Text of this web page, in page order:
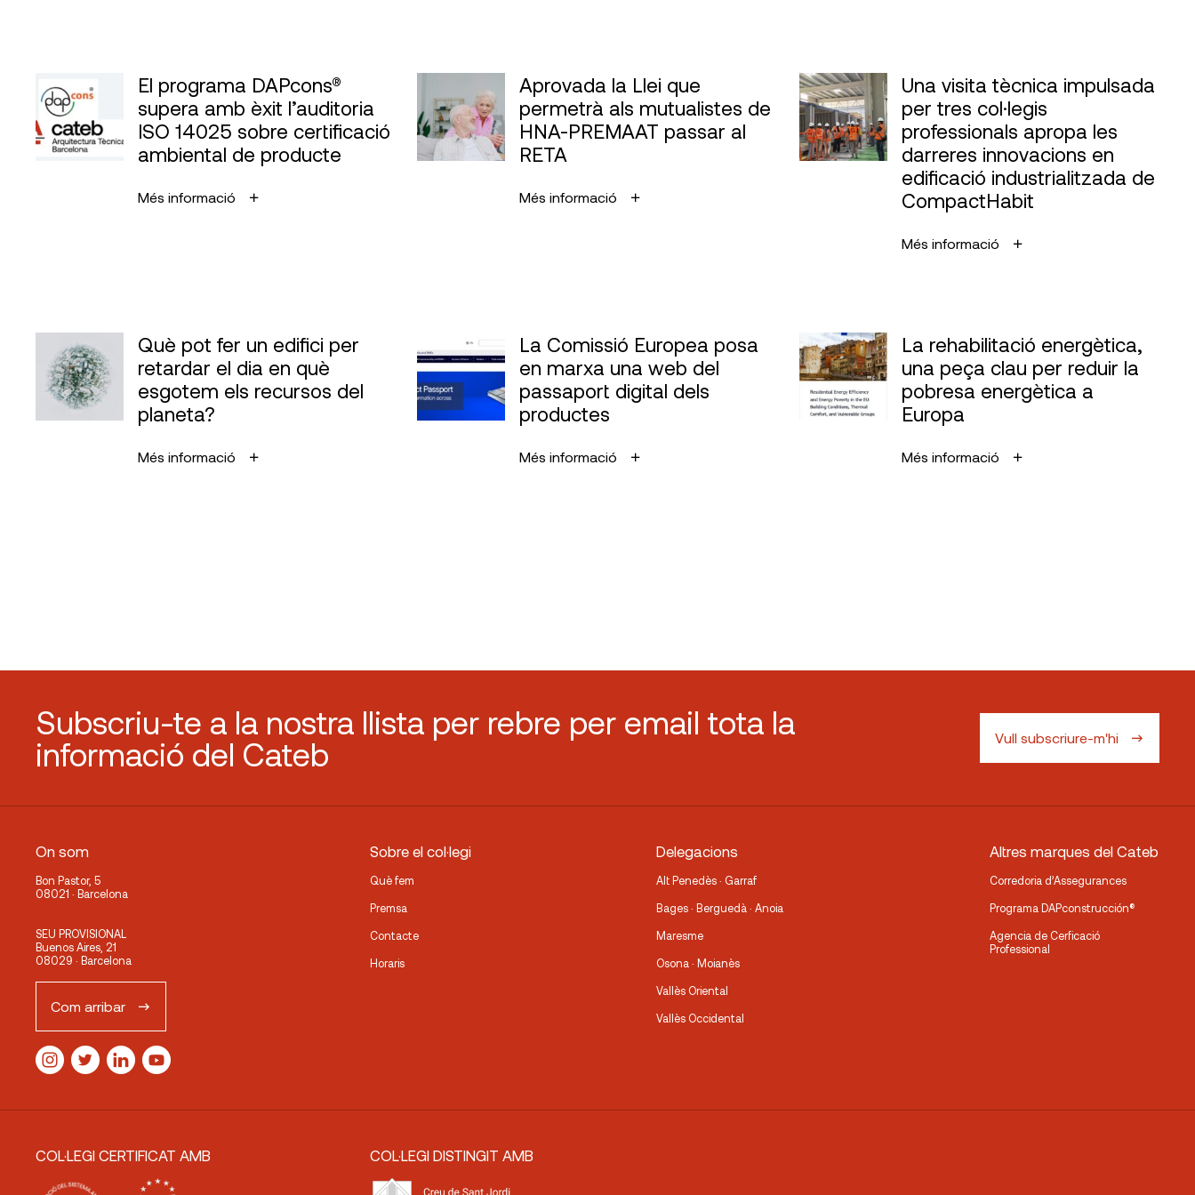
El programa DAPcons®
supera amb èxit l’auditoria
ISO 14025 sobre certificació
ambiental de producte
Més informació
Aprovada la Llei que
permetrà als mutualistes de
HNA-PREMAAT passar al
RETA
Més informació
Una visita tècnica impulsada
per tres col·legis
professionals apropa les
darreres innovacions en
edificació industrialitzada de
CompactHabit
Més informació
Què pot fer un edifici per
retardar el dia en què
esgotem els recursos del
planeta?
Més informació
La Comissió Europea posa
en marxa una web del
passaport digital dels
productes
Més informació
La rehabilitació energètica,
una peça clau per reduir la
pobresa energètica a
Europa
Més informació
Subscriu-te a la nostra llista per rebre per email tota la
informació del Cateb
Vull subscriure-m'hi
On som
Bon Pastor, 5
08021 · Barcelona
SEU PROVISIONAL
Buenos Aires, 21
08029 · Barcelona
Com arribar
Sobre el col·legi
Què fem
Premsa
Contacte
Horaris
Delegacions
Alt Penedès · Garraf
Bages · Berguedà · Anoia
Maresme
Osona · Moianès
Vallès Oriental
Vallès Occidental
Altres marques del Cateb
Corredoria d’Assegurances
Programa DAPconstrucción®
Agencia de Cerficació
Professional
COL·LEGI CERTIFICAT AMB COL·LEGI DISTINGIT AMB